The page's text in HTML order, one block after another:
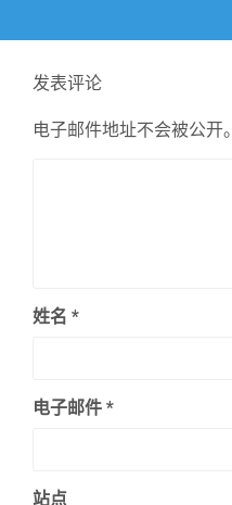
文
章：
发表评论
电子邮件地址不会被公开。
姓名 *
电子邮件 *
站点